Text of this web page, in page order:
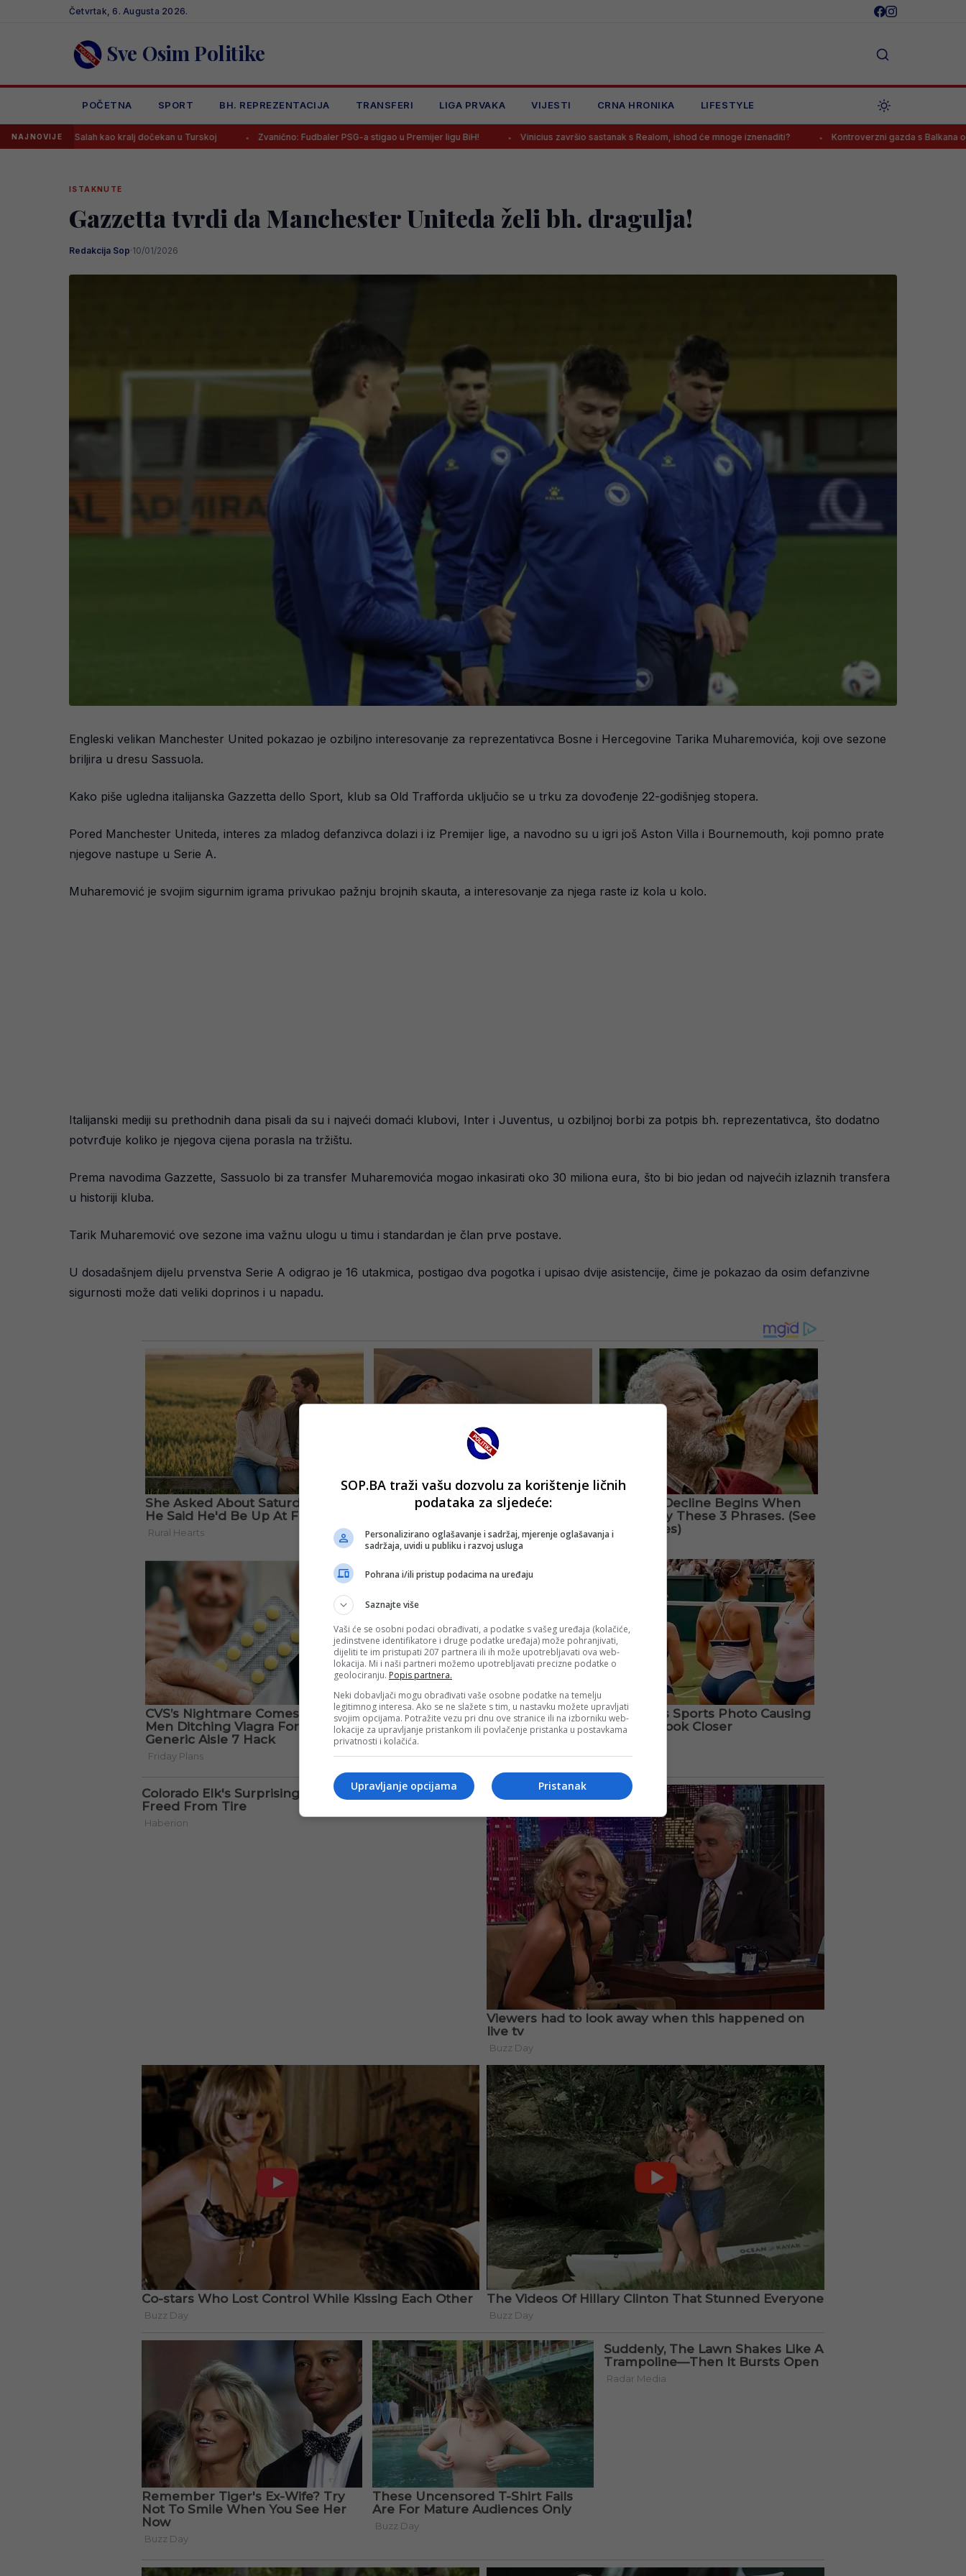
Četvrtak, 6. Augusta 2026.
Sve Osim Politike
POČETNA SPORT BH. REPREZENTACIJA TRANSFERI LIGA PRVAKA VIJESTI CRNA HRONIKA LIFESTYLE
NAJNOVIJE
Salah kao kralj dočekan u Turskoj Zvanično: Fudbaler PSG-a stigao u Premijer ligu BiH! Vinicius završio sastanak s Realom, ishod će mnoge iznenaditi? Kontroverzni gazda s Balkana o Jovi Lukiću:
ISTAKNUTE
Gazzetta tvrdi da Manchester Uniteda želi bh. dragulja!
Redakcija Sop·10/01/2026
Engleski velikan Manchester United pokazao je ozbiljno interesovanje za reprezentativca Bosne i Hercegovine Tarika Muharemovića, koji ove sezone
briljira u dresu Sassuola.
Kako piše ugledna italijanska Gazzetta dello Sport, klub sa Old Trafforda uključio se u trku za dovođenje 22-godišnjeg stopera.
Pored Manchester Uniteda, interes za mladog defanzivca dolazi i iz Premijer lige, a navodno su u igri još Aston Villa i Bournemouth, koji pomno prate
njegove nastupe u Serie A.
Muharemović je svojim sigurnim igrama privukao pažnju brojnih skauta, a interesovanje za njega raste iz kola u kolo.
Italijanski mediji su prethodnih dana pisali da su i najveći domaći klubovi, Inter i Juventus, u ozbiljnoj borbi za potpis bh. reprezentativca, što dodatno
potvrđuje koliko je njegova cijena porasla na tržištu.
Prema navodima Gazzette, Sassuolo bi za transfer Muharemovića mogao inkasirati oko 30 miliona eura, što bi bio jedan od najvećih izlaznih transfera
u historiji kluba.
Tarik Muharemović ove sezone ima važnu ulogu u timu i standardan je član prve postave.
U dosadašnjem dijelu prvenstva Serie A odigrao je 16 utakmica, postigao dva pogotka i upisao dvije asistencije, čime je pokazao da osim defanzivne
sigurnosti može dati veliki doprinos i u napadu.
SOP.BA traži vašu dozvolu za korištenje ličnih
podataka za sljedeće:
Personalizirano oglašavanje i sadržaj, mjerenje oglašavanja i
sadržaja, uvidi u publiku i razvoj usluga
Pohrana i/ili pristup podacima na uređaju
Saznajte više
Vaši će se osobni podaci obrađivati, a podatke s vašeg uređaja (kolačiće,
jedinstvene identifikatore i druge podatke uređaja) može pohranjivati,
dijeliti te im pristupati 207 partnera ili ih može upotrebljavati ova web-
lokacija. Mi i naši partneri možemo upotrebljavati precizne podatke o
geolociranju. Popis partnera.
Neki dobavljači mogu obrađivati vaše osobne podatke na temelju
legitimnog interesa. Ako se ne slažete s tim, u nastavku možete upravljati
svojim opcijama. Potražite vezu pri dnu ove stranice ili na izborniku web-
lokacije za upravljanje pristankom ili povlačenje pristanka u postavkama
privatnosti i kolačića.
Pristanak
Upravljanje opcijama